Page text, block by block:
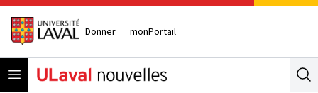
Donner monPortail
Open menu